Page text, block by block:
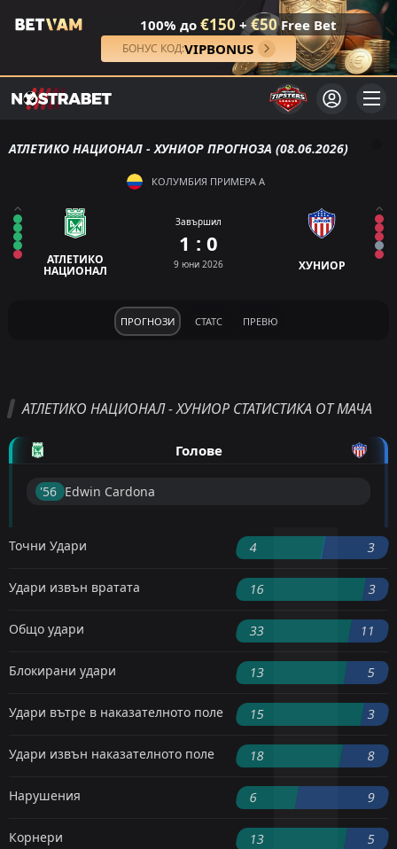
100% до €150 + €50Free Bet
БОНУС КОД:VIPBONUS
АТЛЕТИКО НАЦИОНАЛ - ХУНИОР ПРОГНОЗА (08.06.2026)
КОЛУМБИЯ ПРИМЕРА А
АТЛЕТИКО
НАЦИОНАЛ
Завършил
1 : 0
9 юни 2026 ХУНИОР
ПРОГНОЗИ СТАТС ПРЕВЮ
АТЛЕТИКО НАЦИОНАЛ - ХУНИОР СТАТИСТИКА ОТ МАЧА
Голове
'56 ︎ Edwin Cardona
Точни Удари 4 3
Удари извън вратата 16 3
Общо удари 33 11
Блокирани удари 13 5
Удари вътре в наказателното поле 15 3
Удари извън наказателното поле 18 8
Нарушения 6 9
Корнери 13 5